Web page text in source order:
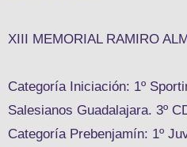
XIII MEMORIAL RAMIRO
Categoría Iniciación: 1º
Salesianos Guadalajara. 3º
Categoría Prebenjamín: 1º